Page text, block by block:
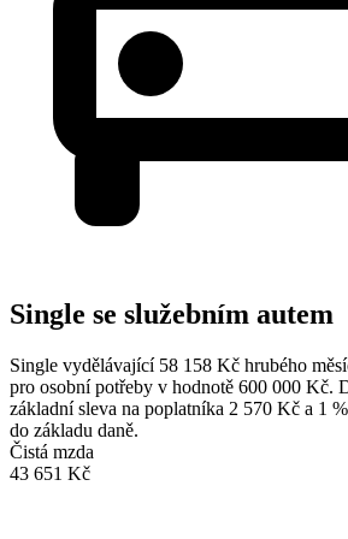
Single se služebním autem
Single vydělávající 58 158 Kč hrubého
pro osobní potřeby v hodnotě 600 000 Kč.
základní sleva na poplatníka 2 570 Kč a 1
do základu daně.
Čistá mzda
43 651 Kč